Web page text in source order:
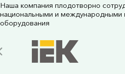
Наша компания плодотворно
национальными и международными
оборудования